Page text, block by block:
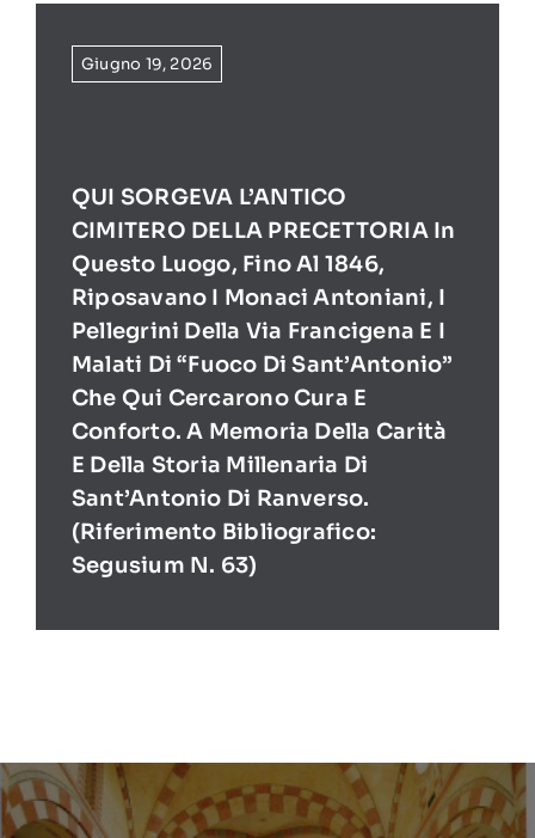
Giugno 19, 2026
QUI SORGEVA L’ANTICO
CIMITERO DELLA PRECETTORIA In
Questo Luogo, Fino Al 1846,
Riposavano I Monaci Antoniani, I
Pellegrini Della Via Francigena E I
Malati Di “Fuoco Di Sant’Antonio”
Che Qui Cercarono Cura E
Conforto. A Memoria Della Carità
E Della Storia Millenaria Di
Sant’Antonio Di Ranverso.
(Riferimento Bibliografico:
Segusium N. 63)